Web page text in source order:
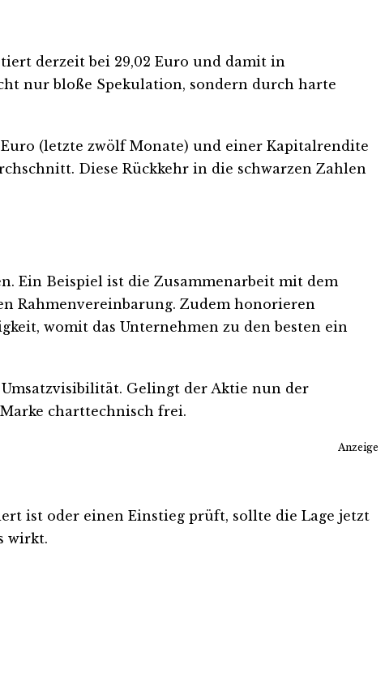
derzeit bei 29,02 Euro und damit in
nur bloße Spekulation, sondern durch harte
(letzte zwölf Monate) und einer Kapitalrendite
Diese Rückkehr in die schwarzen Zahlen
Ein Beispiel ist die Zusammenarbeit mit dem
Rahmenvereinbarung. Zudem honorieren
womit das Unternehmen zu den besten ein
Gelingt der Aktie nun der
charttechnisch frei.
Anzeige
ist oder einen Einstieg prüft, sollte die Lage jetzt
wirkt.